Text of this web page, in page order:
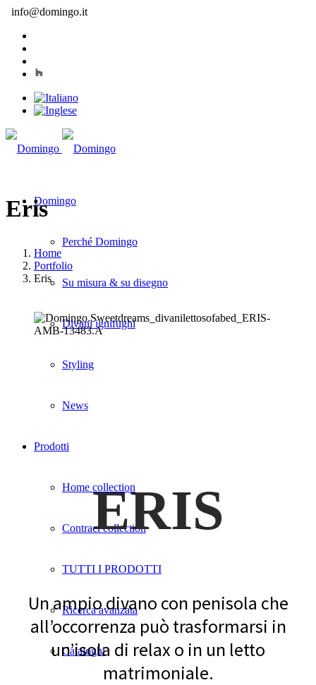
info@domingo.it
Domingo
Perché Domingo
Su misura & su disegno
Divani ignifughi
Styling
News
Prodotti
Home collection
Contract collection
TUTTI I PRODOTTI
Ricerca avanzata
Cataloghi
Eris
Home
Portfolio
Eris
ERIS
Un ampio divano con penisola che
all’occorrenza può trasformarsi in
un’isola di relax o in un letto
matrimoniale.